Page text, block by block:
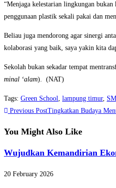
“Menjaga kelestarian lingkungan
penggunaan plastik sekali pakai dan
Beliau juga mendorong agar sinergi
kolaborasi yang baik, saya yakin kita
Sekolah bukan sekadar tempat
minal ‘alam). (NAT)
Tags: Green School, lampung timur,
Read
articles
Previous PostTingkatkan Budaya
You Might Also Like
Wujudkan Kemandirian
20 February 2026